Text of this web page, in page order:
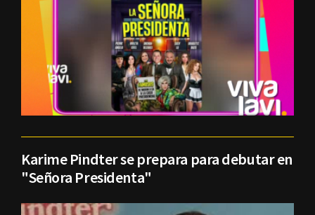
Karime Pindter se prepara para debutar en
"Señora Presidenta"